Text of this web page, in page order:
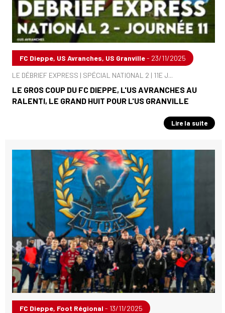
FC Dieppe, US Avranches, US Granville- 23/11/2025
LE DÉBRIEF EXPRESS | SPÉCIAL NATIONAL 2 | 11E J...
LE GROS COUP DU FC DIEPPE, L'US AVRANCHES AU
RALENTI, LE GRAND HUIT POUR L'US GRANVILLE
Lire la suite
FC Dieppe, Foot Régional - 13/11/2025